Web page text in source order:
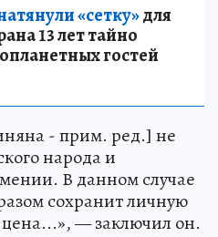
«сетку»для
13 лет тайно
гостей
- прим. ред.] не
народа и
В данном случае
сохранит личную
цена...», — заключил он.